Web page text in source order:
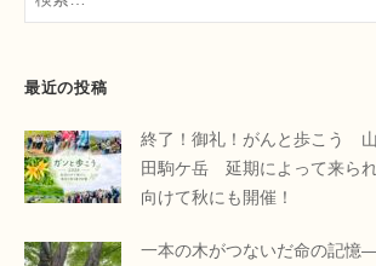
索:
最近の投稿
終了！御礼！がんと歩こう
田駒ケ岳 延期によって来ら
向けて秋にも開催！
一本の木がつないだ命の記憶